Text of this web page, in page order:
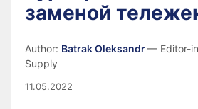
заменой
Author: Batrak Oleksandr— Editor-
Supply
11.05.2022